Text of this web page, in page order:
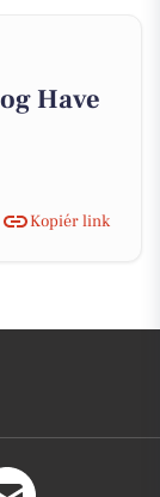
Have
Kopiér link